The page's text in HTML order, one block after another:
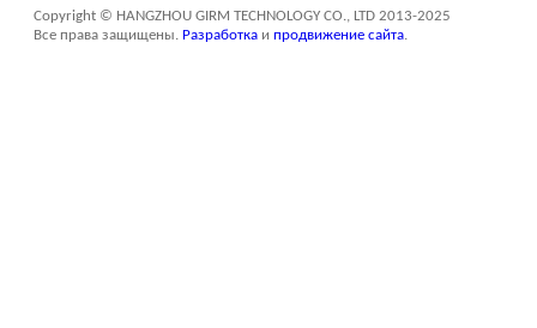
Copyright © HANGZHOU GIRM TECHNOLOGY CO., LTD 2013-2025
Все права защищены. Разработка и продвижение сайта.